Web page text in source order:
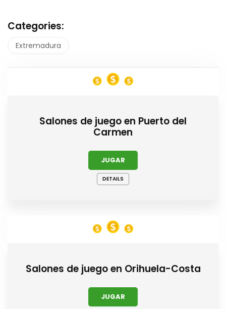
Categories:
Extremadura
Salones de juego en Puerto del
Carmen
JUGAR
DETAILS
Salones de juego en Orihuela-Costa
JUGAR